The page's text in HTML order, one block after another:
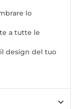
lo
a tutte le
design del tuo